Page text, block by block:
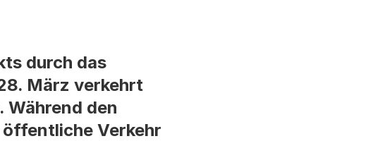
durch das
März verkehrt
Während den
Verkehr